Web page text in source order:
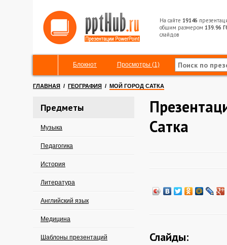
На сайте 19146
общим размером 139.96
слайдов
Блокнот Просмотры (1)
ГЛАВНАЯ / ГЕОГРАФИЯ / МОЙ ГОРОД САТКА
Предметы
Музыка
Педагогика
История
Литература
Английский язык
Медицина
Шаблоны презентаций
Сатка
Слайды: